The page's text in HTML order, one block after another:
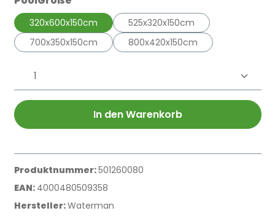
320x600x150cm
525x320x150cm
700x350x150cm
800x420x150cm
Produkt Anzahl: Gib den
In den Warenkorb
Produktnummer:501260080
EAN: 4000480509358
Hersteller:Waterman